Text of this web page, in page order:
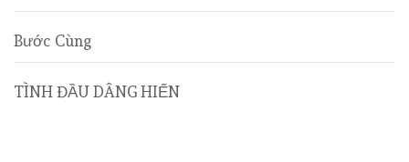
Bước Cùng
TÌNH ĐẦU DÂNG HIẾN